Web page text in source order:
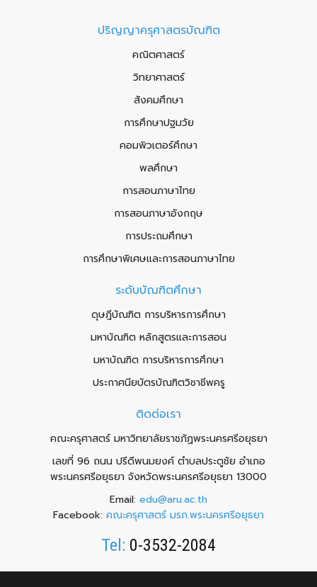
ปริญญาครุศาสตรบัณฑิต
คณิตศาสตร์
วิทยาศาสตร์
สังคมศึกษา
การศึกษาปฐมวัย
คอมพิวเตอร์ศึกษา
พลศึกษา
การสอนภาษาไทย
การสอนภาษาอังกฤษ
การประถมศึกษา
การศึกษาพิเศษและการสอนภาษาไทย
ระดับบัณฑิตศึกษา
ดุษฎีบัณฑิต การบริหารการศึกษา
มหาบัณฑิต หลักสูตรและการสอน
มหาบัณฑิต การบริหารการศึกษา
ประกาศนียบัตรบัณฑิตวิชาชีพครู
ติดต่อเรา
คณะครุศาสตร์ มหาวิทยาลัยราชภัฏพระนครศรีอยุธยา
เลขที่ 96 ถนน ปรีดีพนมยงค์ ตำบลประตูชัย อำเภอ
พระนครศรีอยุธยา จังหวัดพระนครศรีอยุธยา 13000
Email: edu@aru.ac.th
Facebook: คณะครุศาสตร์ มรภ.พระนครศรีอยุธยา
Tel: 0-3532-2084